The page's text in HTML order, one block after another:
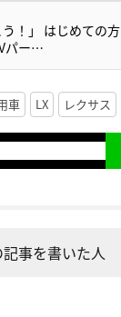
う！」 はじめての方
パー…
車 LX レクサス
記事を書いた人